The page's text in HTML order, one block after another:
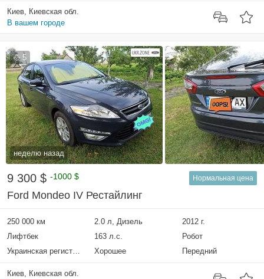
Киев, Киевская обл.
В вашем городе
5
неделю назад
9 300 $ -1000 $ Нормальная цена
Ford Mondeo IV Рестайлинг
250 000 км 2.0 л, Дизель
2012 г.
Лифтбек
163 л.с.
Робот
Украинская регистрация
Хорошее Передний
Киев, Киевская обл.